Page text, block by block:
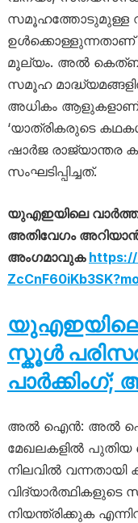
സമൂഹത്തോടുമുള്ള
ഉൾക്കൊള്ളുന്നതാണ്
മൂല്യം. അൽ
സമൂഹ
അധികം
‘യാത്രികരുടെ
ഷാർജ രാജ്യാന്തര
സംഘടിപ്പിച്ചത്.
യുഎഇയിലെ
അതിവേഗം
അംഗമാവുക https://
യുഎഇയിലെ
സ്കൂൾ
പാർക്കിംഗ്;
അൽ ഐൻ: അൽ
മേഖലകളിൽ പുതിയ
നിലവിൽ വന്നതായി
വിദ്യാർത്ഥികളുടെ
നിയന്ത്രിക്കുക